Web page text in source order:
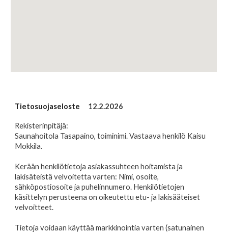
Tietosuojaseloste 12.2.2026
Rekisterinpitäjä:
Saunahoitola Tasapaino, toiminimi. Vastaava henkilö Kaisu
Mokkila.
Kerään henkilötietoja asiakassuhteen hoitamista ja
lakisäteistä velvoitetta varten: Nimi, osoite,
sähköpostiosoite ja puhelinnumero. Henkilötietojen
käsittelyn perusteena on oikeutettu etu- ja lakisääteiset
velvoitteet.
Tietoja voidaan käyttää markkinointia varten (satunainen